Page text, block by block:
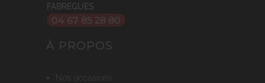
FABREGUES
04 67 85 28 80
À PROPOS
nos occasions